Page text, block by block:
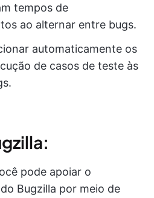
tempos de
ao alternar entre bugs.
automaticamente os
de casos de teste às
pode apoiar o
Bugzilla por meio de